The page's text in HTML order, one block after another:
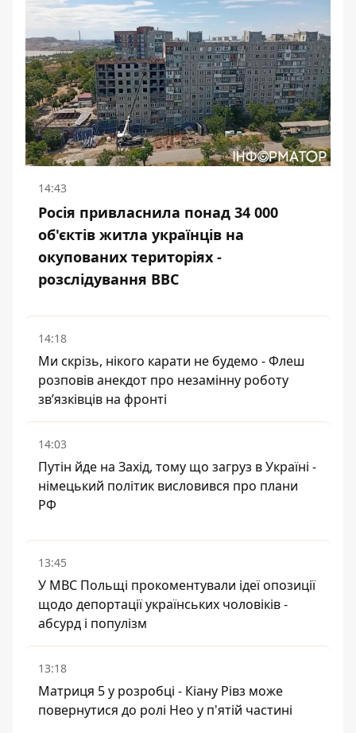
14:43
Росія привласнила понад 34 000
об'єктів житла українців на
окупованих територіях -
розслідування BBC
14:18
Ми скрізь, нікого карати не будемо - Флеш
розповів анекдот про незамінну роботу
зв’язківців на фронті
14:03
Путін йде на Захід, тому що загруз в Україні -
німецький політик висловився про плани
РФ
13:45
У МВС Польщі прокоментували ідеї опозиції
щодо депортації українських чоловіків -
абсурд і популізм
13:18
Матриця 5 у розробці - Кіану Рівз може
повернутися до ролі Нео у п'ятій частині